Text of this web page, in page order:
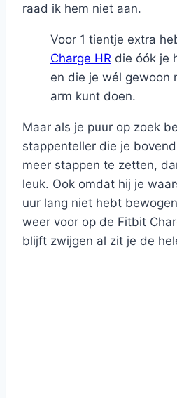
raad ik hem niet aan.
Voor 1 tientje extra
Charge HR die óók je
en die je wél gewoon
arm kunt doen.
Maar als je puur op zoek
stappenteller die je
meer stappen te zetten,
leuk. Ook omdat hij je
uur lang niet hebt
weer voor op de Fitbit
blijft zwijgen al zit je de